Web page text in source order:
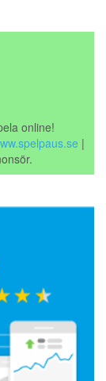
online!
|